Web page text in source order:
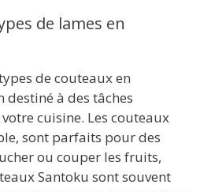
de lames en
de couteaux en
destiné à des tâches
cuisine. Les couteaux
sont parfaits pour des
ou couper les fruits,
Santoku sont souvent